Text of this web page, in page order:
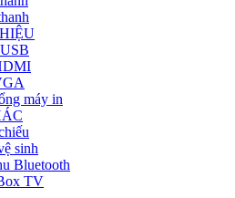
máy in
sinh
Bluetooth
TV